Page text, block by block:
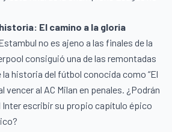
El camino a la gloria
no es ajeno a las finales de la
consiguió una de las remontadas
historia del fútbol conocida como “El
vencer al AC Milan en penales. ¿Podrán
Inter escribir su propio capítulo épico